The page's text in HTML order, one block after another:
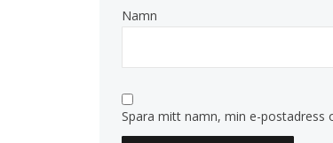
Namn
Spara mitt namn, min e-postadress